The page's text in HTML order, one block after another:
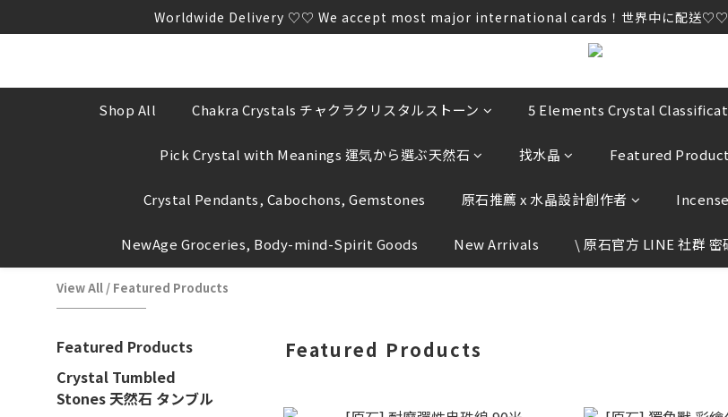
Worldwide Delivery ♡♡ We accept most major international cards！世界中に配送♡♡ほ
Worldwide Delivery ♡♡ We accept most major international cards！世界中に配送♡♡ほ
We WILL NOT proactively ask you to provide any order information by E-
Worldwide Delivery ♡♡ We accept most major international cards！世界中に配送♡♡ほ
Shop All Chakra Crystals チャクラクリスタルストーン 5 Elements Crystal
Pick Crystal with Meanings 運気から選ぶ天然石 找水晶 Featured
Crystal Pendants, Cabochons, Gemstones 原石推薦 x 水晶設計創作者
NewAge Groceries, Body-mind-Spirit Goods New Arrivals \ 原石官方 LINE 社群 密
View All / Featured Products
Featured Products
Crystal Tumbled
Stones 天然石 タンブル
Featured Products